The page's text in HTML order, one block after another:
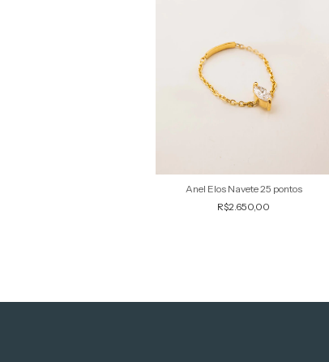
Anel Elos Navete 25 pontos
R$2.650,00